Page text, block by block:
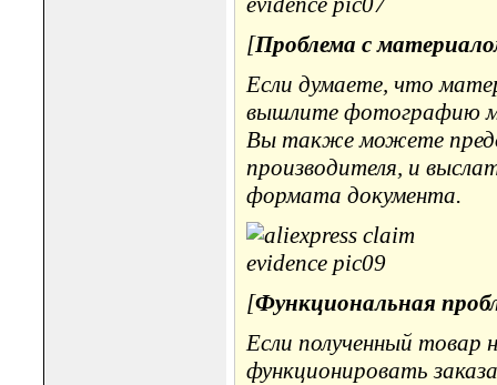
[Проблема с
Если думаете, что
вышлите фотографию
Вы также можете
производителя, и
формата документа.
[Функциональная
Если полученный товар
функционировать